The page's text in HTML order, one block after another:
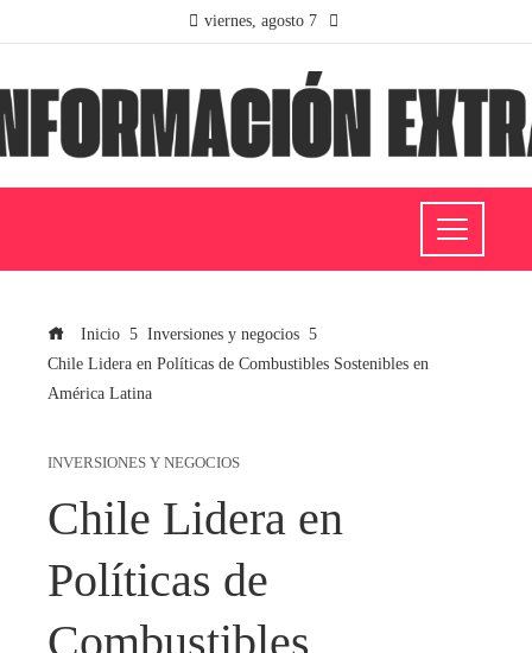
viernes, agosto 7
Inicio
Inversiones y negocios
Chile Lidera en Políticas de Combustibles Sostenibles en
América Latina
INVERSIONES Y NEGOCIOS
Chile Lidera en
Políticas de
Combustibles